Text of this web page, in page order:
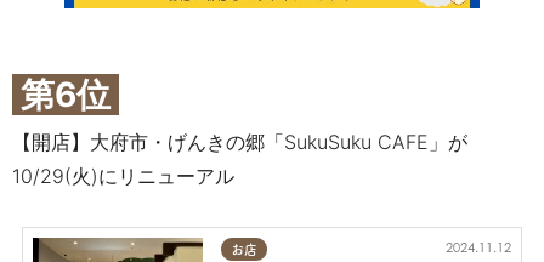
第6位
【開店】大府市・げんきの郷「SukuSuku CAFE」が
10/29(火)にリニューアル
お店 2024.11.12